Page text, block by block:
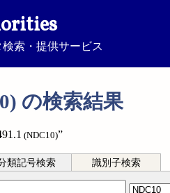
索・提供サービス
の検索結果
(NDC10)”
類記号検索 識別子検索